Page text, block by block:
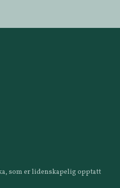
som er lidenskapelig opptatt